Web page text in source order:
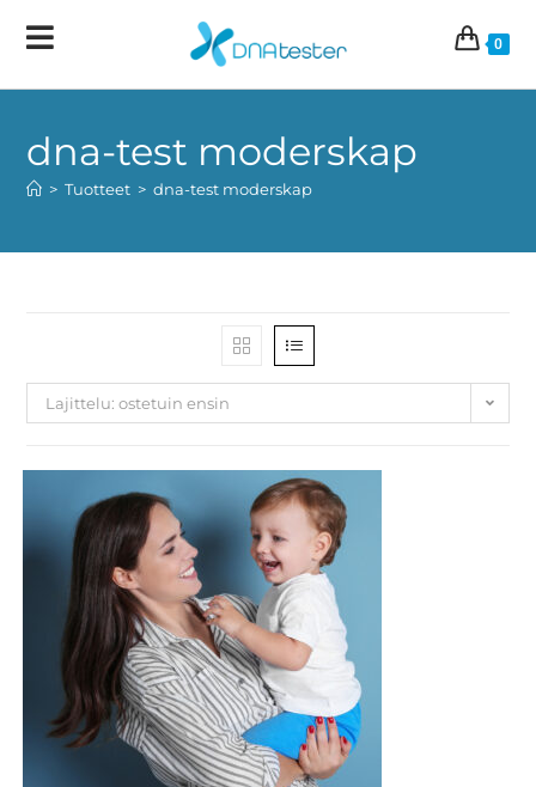
0
dna-test moderskap
> Tuotteet > dna-test moderskap
Lajittelu: ostetuin ensin